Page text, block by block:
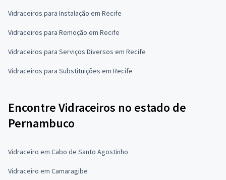
Vidraceiros para Instalação em Recife
Vidraceiros para Remoção em Recife
Vidraceiros para Serviços Diversos em Recife
Vidraceiros para Substituições em Recife
Encontre Vidraceiros no estado de
Pernambuco
Vidraceiro em Cabo de Santo Agostinho
Vidraceiro em Camaragibe